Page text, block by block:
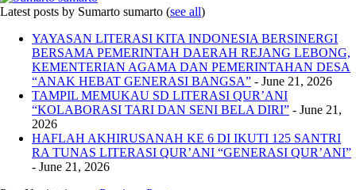
Latest posts by Sumarto sumarto (see all)
YAYASAN LITERASI KITA INDONESIA BERSINERGI
BERSAMA PEMERINTAH DAERAH REJANG LEBONG,
KEMENTERIAN AGAMA DAN PEMERINTAHAN DESA
“ANAK HEBAT GENERASI BANGSA” - June 21, 2026
TAMPIL MEMUKAU SD LITERASI QUR’ANI
“KOLABORASI TARI DAN SENI BELA DIRI” - June 21,
2026
HAFLAH AKHIRUSANAH KE 6 DI IKUTI 125 SANTRI
RA TUNAS LITERASI QUR’ANI “GENERASI QUR’ANI”
- June 21, 2026